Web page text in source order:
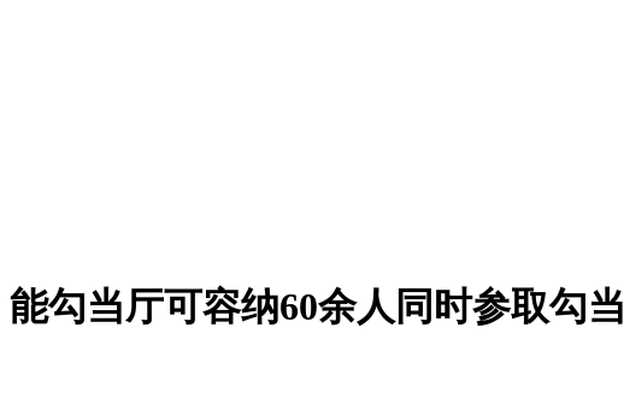
能勾当厅可容纳60余人同时参取勾当